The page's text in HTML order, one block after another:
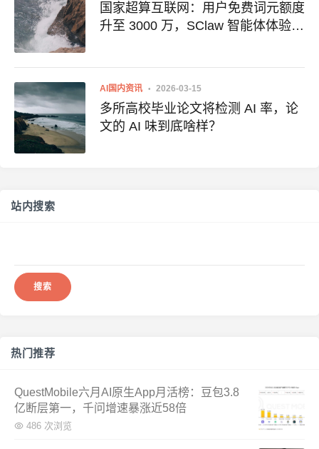
国家超算互联网：用户免费词元额度
升至 3000 万，SClaw 智能体体验门
AI国内资讯 2026-03-15
多所高校毕业论文将检测 AI 率，论
文的 AI 味到底啥样？
站内搜索
热门推荐
QuestMobile六月AI原生App月活榜：豆包3.8
亿断层第一，千问增速暴涨近58倍
486 次浏览